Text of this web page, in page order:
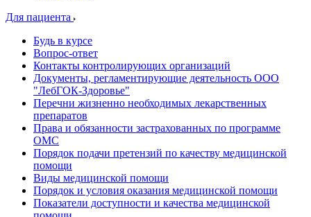
Для пациента
Будь в курсе
Вопрос-ответ
Контакты контролирующих организаций
Документы, регламентирующие деятельность ООО
"ЛебГОК-Здоровье"
Перечни жизненно необходимых лекарственных
препаратов
Права и обязанности застрахованных по программе
ОМС
Порядок подачи претензий по качеству медицинской
помощи
Виды медицинской помощи
Порядок и условия оказания медицинской помощи
Показатели доступности и качества медицинской